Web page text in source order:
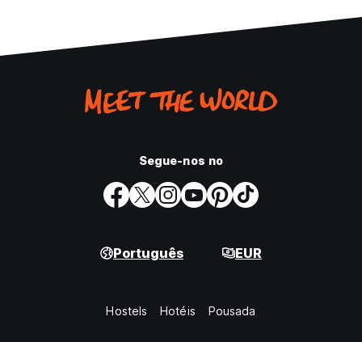
Segue-nos no
Português EUR
Hostels Hotéis Pousada